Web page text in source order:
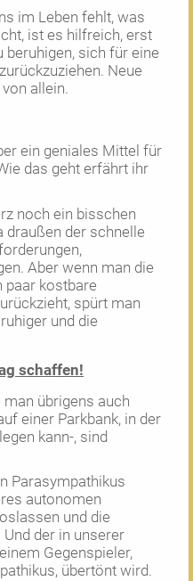
im Leben fehlt, was
ist es hilfreich, erst
beruhigen, sich für eine
Neue
allein.
ein geniales Mittel für
das geht erfährt ihr
noch ein bisschen
draußen der schnelle
Aber wenn man die
paar kostbare
spürt man
und die
schaffen!
übrigens auch
einer Parkbank, in der
kann-, sind
Parasympathikus
autonomen
und die
der in unserer
Gegenspieler,
übertönt wird.